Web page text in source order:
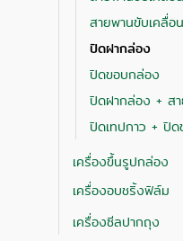
สายพานขับเคลื่อ
ปิดฝากล่อง
ปิดขอบกล่อง
ปิดฝากล่อง + ส
ปิดเทปกาว + ปิ
เครื่องขึ้นรูปกล่อง
เครื่องอบชริ้งฟิล์ม
เครื่องซีลปากถุง